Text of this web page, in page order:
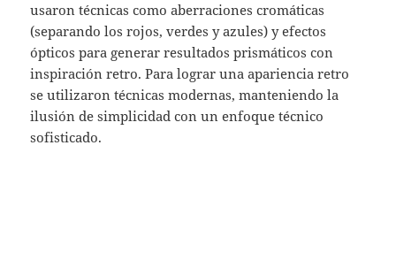
usaron técnicas como aberraciones cromáticas
(separando los rojos, verdes y azules) y efectos
ópticos para generar resultados prismáticos con
inspiración retro. Para lograr una apariencia retro
se utilizaron técnicas modernas, manteniendo la
ilusión de simplicidad con un enfoque técnico
sofisticado.